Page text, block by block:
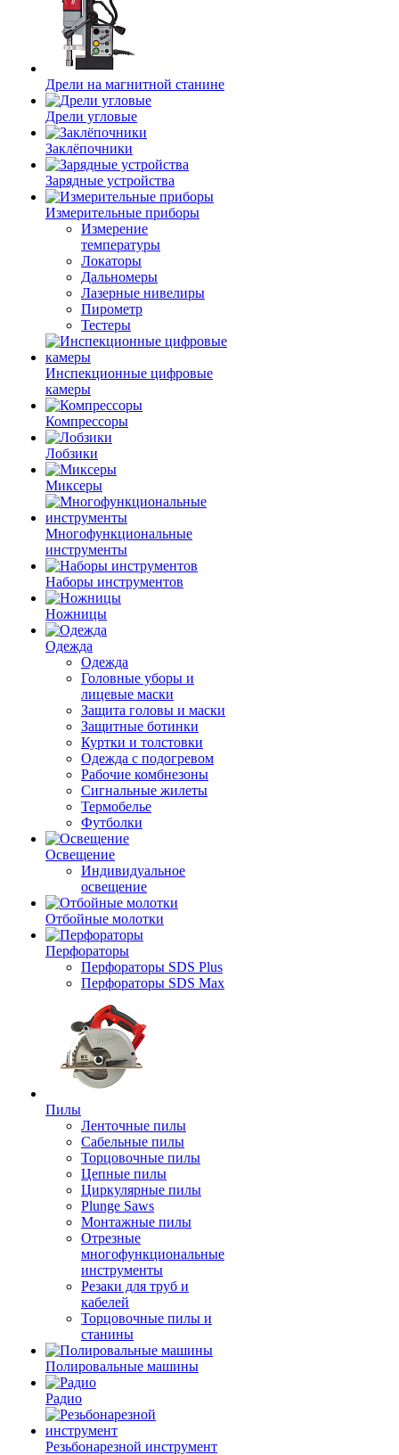
Дрели на магнитной станине
Дрели угловые
Заклёпочники
Зарядные устройства
Измерительные приборы
Измерение
температуры
Локаторы
Дальномеры
Лазерные нивелиры
Пирометр
Тестеры
Инспекционные цифровые
камеры
Компрессоры
Лобзики
Миксеры
Многофункциональные
инструменты
Наборы инструментов
Ножницы
Одежда
Одежда
Головные уборы и
лицевые маски
Защита головы и маски
Защитные ботинки
Куртки и толстовки
Одежда с подогревом
Рабочие комбнезоны
Сигнальные жилеты
Термобелье
Футболки
Освещение
Индивидуальное
освещение
Отбойные молотки
Перфораторы
Перфораторы SDS Plus
Перфораторы SDS Max
Пилы
Ленточные пилы
Сабельные пилы
Торцовочные пилы
Цепные пилы
Циркулярные пилы
Plunge Saws
Монтажные пилы
Отрезные
многофункциональные
инструменты
Резаки для труб и
кабелей
Торцовочные пилы и
станины
Полировальные машины
Радио
Резьбонарезной инструмент